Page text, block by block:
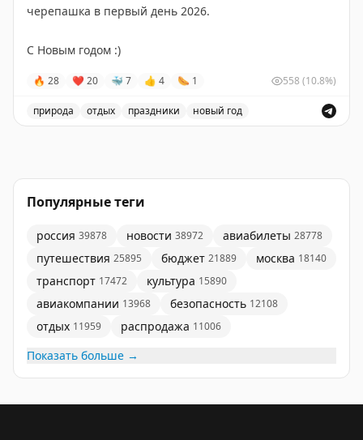
черепашка в первый день 2026.
С Новым годом :)
🔥 28 ❤ 20 🐳 7 👍 4 🌭 1 558 (10.8%)
природа отдых праздники новый год
Популярные теги
россия 39878 новости 38972 авиабилеты 28778
путешествия 25895 бюджет 21889 москва 18140
транспорт 17472 культура 15890
авиакомпании 13968 безопасность 12108
отдых 11959 распродажа 11006
Показать больше →